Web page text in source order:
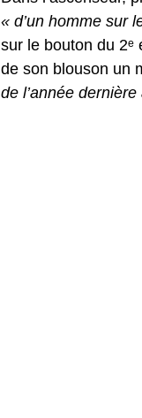
« d’un homme sur
sur le bouton du
de son blouson un
de l’année